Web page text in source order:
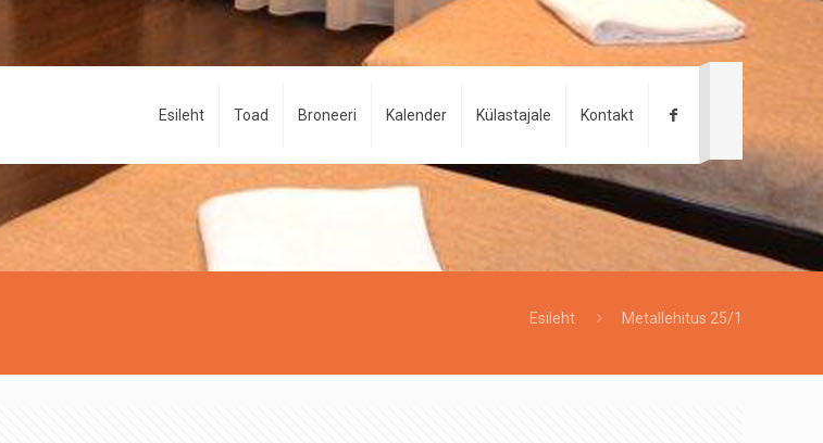
Esileht Toad Broneeri Kalender Külastajale Kontakt
Esileht Metallehitus 25/1